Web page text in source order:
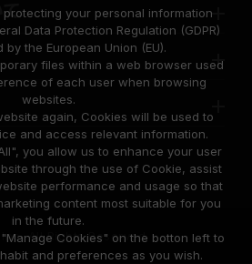
て
All Rights Reserved.
your personal information
Data Protection Regulation (GDPR)
by the European Union (EU).
files within a web browser used
of each user when browsing
websites.
again, Cookies will be used to
and access relevant information.
you allow us to enhance your user
through the use of Cookie, assist
performance and usage so that
content most suitable for you
in the future.
Cookies" on the botton left to
and preferences as you wish.